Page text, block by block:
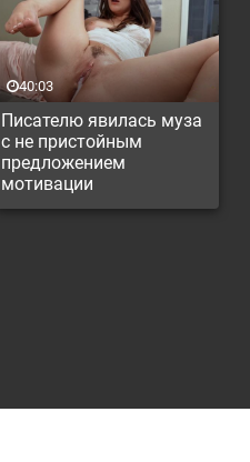
Писателю явилась муза
с не пристойным
предложением
мотивации
40:03